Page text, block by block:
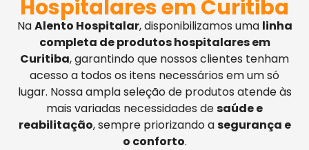
Hospitalares em Curitiba
NaAlento Hospitalar, disponibilizamos uma linha
completa de produtos hospitalares em
Curitiba, garantindo que nossos clientes tenham
acesso a todos os itens necessários em um só
lugar. Nossa ampla seleção de produtos atende às
mais variadas necessidades desaúde e
reabilitação, sempre priorizando asegurança e
o conforto.